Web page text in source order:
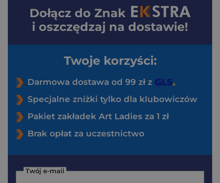
Dołącz do Znak
i oszczędzaj na dostawie!
Twoje korzyści:
Darmowa dostawa od 99 zł z
Specjalne zniżki tylko dla klubowiczów
Pakiet zakładek Art Ladies za 1 zł
Brak opłat za uczestnictwo
Twój e-mail